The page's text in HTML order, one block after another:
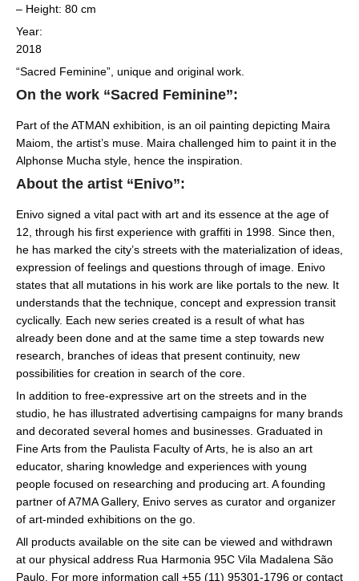
– Height: 80 cm
Year:
2018
“Sacred Feminine”, unique and original work.
On the work “Sacred Feminine”:
Part of the ATMAN exhibition, is an oil painting depicting Maira
Maiom, the artist’s muse. Maira challenged him to paint it in the
Alphonse Mucha style, hence the inspiration.
About the artist “Enivo”:
Enivo signed a vital pact with art and its essence at the age of
12, through his first experience with graffiti in 1998. Since then,
he has marked the city’s streets with the materialization of ideas,
expression of feelings and questions through of image. Enivo
states that all mutations in his work are like portals to the new. It
understands that the technique, concept and expression transit
cyclically. Each new series created is a result of what has
already been done and at the same time a step towards new
research, branches of ideas that present continuity, new
possibilities for creation in search of the core.
In addition to free-expressive art on the streets and in the
studio, he has illustrated advertising campaigns for many brands
and decorated several homes and businesses. Graduated in
Fine Arts from the Paulista Faculty of Arts, he is also an art
educator, sharing knowledge and experiences with young
people focused on researching and producing art. A founding
partner of A7MA Gallery, Enivo serves as curator and organizer
of art-minded exhibitions on the go.
All products available on the site can be viewed and withdrawn
at our physical address Rua Harmonia 95C Vila Madalena São
Paulo. For more information call +55 (11) 95301-1796 or contact